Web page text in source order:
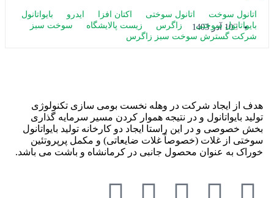
10 آذر 1403
اتانول سوخت اتانول سوختی اکتان افزا ایدرو
بایواتانول
بایواتانول سوختی
زاگرس زیست پالایشگاه
سوخت سبز
شرکت گسترش سوخت سبز زاگرس
هدف از ایجاد شرکت در وهله نخست بومی سازی تکنولوژی
تولید بایواتانول و در نتیجه هموار کردن مسیر سرمایه گذاری
بخش خصوصی و در این راستا ایجاد دو کارخانه تولید بایواتانول
سوختی از غلات (خصوصاً غلات ضایعاتی) و مکمل پرپروتئین
خوراک به عنوان محصول جانبی در کرمانشاه و باشت می باشد.